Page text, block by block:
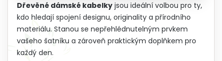
Dřevěné dámské kabelky jsou ideální volbou pro ty,
kdo hledají spojení designu, originality a přírodního
materiálu. Stanou se nepřehlédnutelným prvkem
vašeho šatníku a zároveň praktickým doplňkem pro
každý den.